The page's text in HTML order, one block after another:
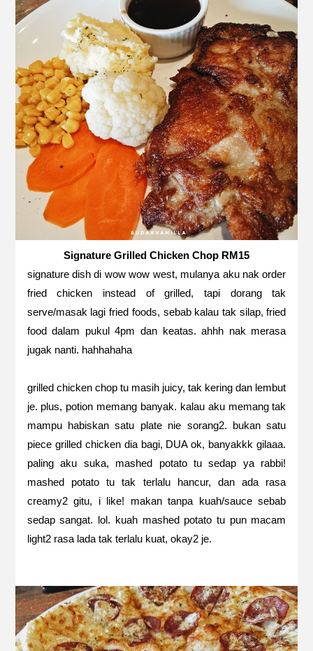
Signature Grilled Chicken Chop RM15
signature dish di wow wow west, mulanya aku nak order
fried chicken instead of grilled, tapi dorang tak
serve/masak lagi fried foods, sebab kalau tak silap, fried
food dalam pukul 4pm dan keatas. ahhh nak merasa
jugak nanti. hahhahaha
grilled chicken chop tu masih juicy, tak kering dan lembut
je. plus, potion memang banyak. kalau aku memang tak
mampu habiskan satu plate nie sorang2. bukan satu
piece grilled chicken dia bagi, DUA ok, banyakkk gilaaa.
paling aku suka, mashed potato tu sedap ya rabbi!
mashed potato tu tak terlalu hancur, dan ada rasa
creamy2 gitu, i like! makan tanpa kuah/sauce sebab
sedap sangat. lol. kuah mashed potato tu pun macam
light2 rasa lada tak terlalu kuat, okay2 je.